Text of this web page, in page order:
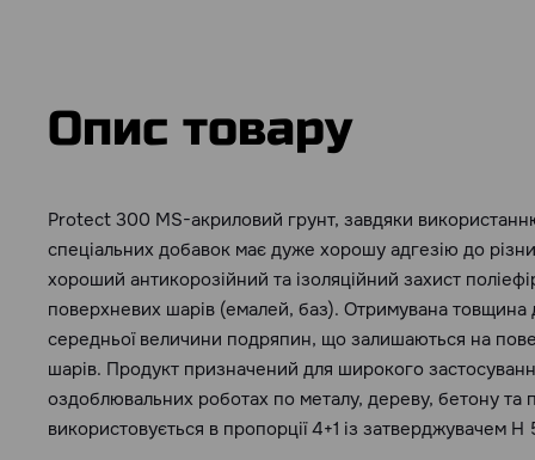
Опис товару
Protect 300 MS-акриловий грунт, завдяки
спеціальних добавок має дуже хорошу адгезію до
хороший антикорозійний та ізоляційний захист
поверхневих шарів (емалей, баз). Отримувана товщина
середньої величини подряпин, що залишаються на
шарів. Продукт призначений для широкого
оздоблювальних роботах по металу, дереву, бетону та
використовується в пропорції 4+1 із затверджувачем H